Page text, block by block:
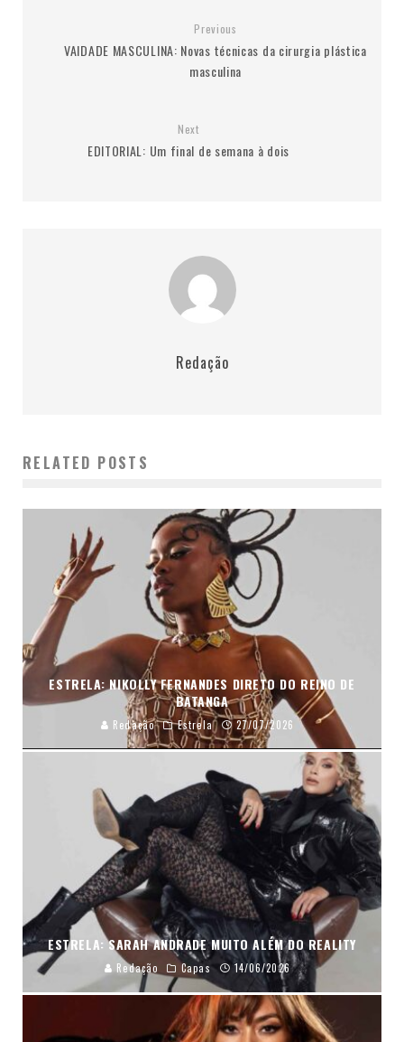
Previous
VAIDADE MASCULINA: Novas técnicas da cirurgia plástica
masculina
Next
EDITORIAL: Um final de semana à dois
Redação
RELATED POSTS
ESTRELA: NIKOLLY FERNANDES DIRETO DO REINO DE
BATANGA
Redação Estrela 27/07/2026
ESTRELA: SARAH ANDRADE MUITO ALÉM DO REALITY
Redação Capas 14/06/2026